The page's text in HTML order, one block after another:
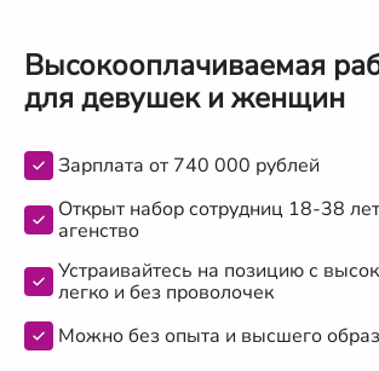
Высокооплачиваемая
для девушек и женщин
Зарплата от 740 000 рублей
Открыт набор сотрудниц 18-38
агенство
Устраивайтесь на позицию с
легко и без проволочек
Можно без опыта и высшего